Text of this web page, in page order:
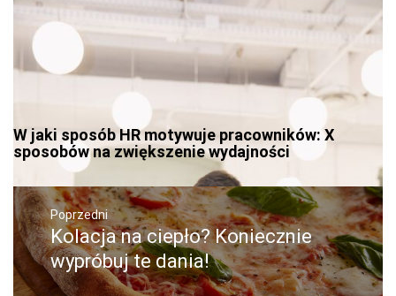
W jaki sposób HR motywuje pracowników: X
sposobów na zwiększenie wydajności
Nawigacja
wpisuPoprzedni
Poprzedni
wpis:
Kolacja na ciepło? Koniecznie
wypróbuj te dania!